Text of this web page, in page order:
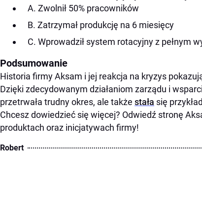
A. Zwolnił 50% pracowników
B. Zatrzymał produkcję na 6 miesięcy
C. Wprowadził system rotacyjny z pełnym
Podsumowanie
Historia firmy Aksam i jej reakcja na kryzys
Dzięki zdecydowanym działaniom zarządu i
przetrwała trudny okres, ale także stała się
Chcesz dowiedzieć się więcej? Odwiedź stronę
produktach oraz inicjatywach firmy!
Robert